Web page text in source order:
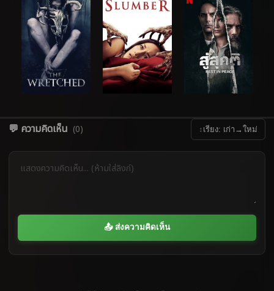
💬 ความคิดเห็น (0) ↕ เรียง: เก่า→ใหม่
📤 ส่งความคิดเห็น